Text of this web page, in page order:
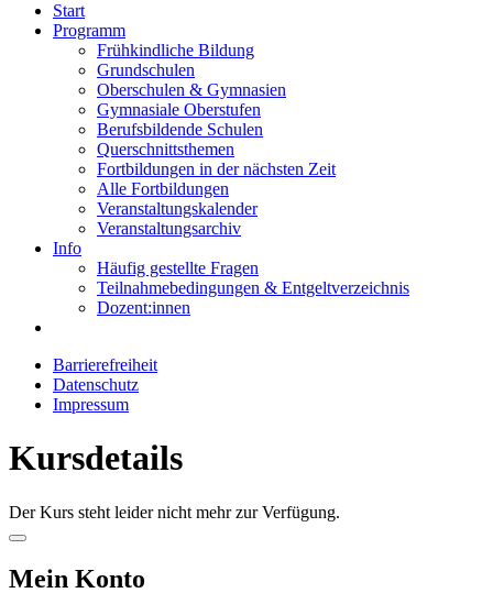
Start
Programm
Frühkindliche Bildung
Grundschulen
Oberschulen & Gymnasien
Gymnasiale Oberstufen
Berufsbildende Schulen
Querschnittsthemen
Fortbildungen in der nächsten Zeit
Alle Fortbildungen
Veranstaltungskalender
Veranstaltungsarchiv
Info
Häufig gestellte Fragen
Teilnahmebedingungen & Entgeltverzeichnis
Dozent:innen
Barrierefreiheit
Datenschutz
Impressum
Kursdetails
Der Kurs steht leider nicht mehr zur Verfügung.
Mein Konto